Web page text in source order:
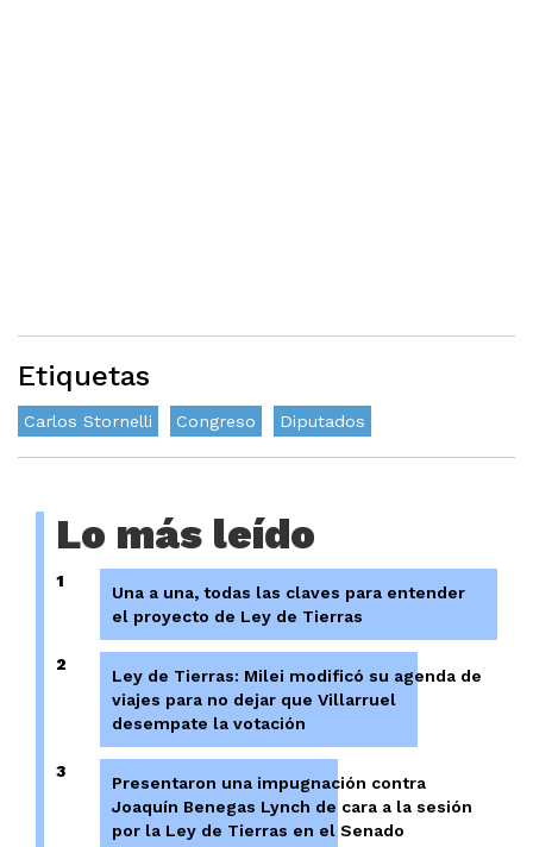
Etiquetas
Carlos Stornelli Congreso Diputados
Lo más leído
1
Una a una, todas las claves para entender
el proyecto de Ley de Tierras
2
Ley de Tierras: Milei modificó su agenda de
viajes para no dejar que Villarruel
desempate la votación
3
Presentaron una impugnación contra
Joaquín Benegas Lynch de cara a la sesión
por la Ley de Tierras en el Senado